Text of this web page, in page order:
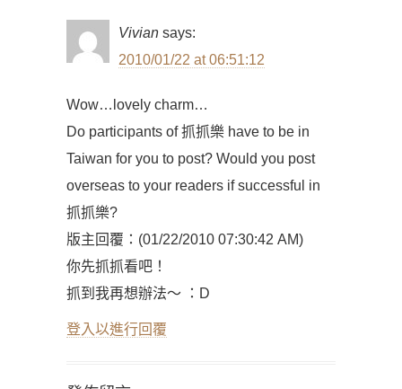
Vivian says:
2010/01/22 at 06:51:12
Wow…lovely charm…
Do participants of 抓抓樂 have to be in
Taiwan for you to post? Would you post
overseas to your readers if successful in
抓抓樂?
版主回覆：(01/22/2010 07:30:42 AM)
你先抓抓看吧！
抓到我再想辦法～ ：D
登入以進行回覆